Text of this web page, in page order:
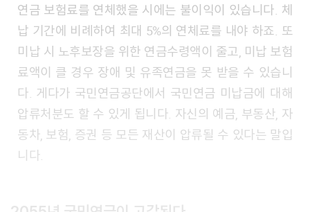
연금 보험료를 연체했을 시에는 불이익이 있습니다. 체
납 기간에 비례하여 최대 5%의 연체료를 내야 하죠. 또
미납 시 노후보장을 위한 연금수령액이 줄고, 미납 보험
료액이 클 경우 장애 및 유족연금을 못 받을 수 있습니
다. 게다가 국민연금공단에서 국민연금 미납금에 대해
압류처분도 할 수 있게 됩니다. 자신의 예금, 부동산, 자
동차, 보험, 증권 등 모든 재산이 압류될 수 있다는 말입
니다.